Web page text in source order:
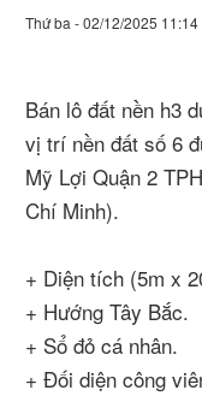
Thứ ba - 02/12/2025 11:14
Bán lô đất nền h3
vị trí nền đất số 6
Mỹ Lợi Quận 2
Chí Minh).
+ Diện tích (5m x
+ Hướng Tây Bắc.
+ Sổ đỏ cá nhân.
+ Đối diện công